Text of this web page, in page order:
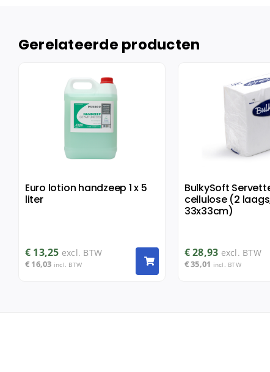
Gerelateerde producten
Euro lotion handzeep 1 x 5
liter
€ 13,25 excl. BTW
€ 16,03 incl. BTW
BulkySoft
cellulose (2
33x33cm)
€28,93 excl. BTW
€35,01 incl. BTW